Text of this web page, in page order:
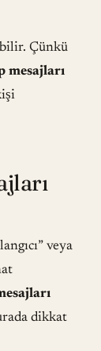
Çünkü
mesajları
veya
dikkat